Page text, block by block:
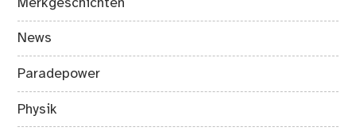
Merkgeschichten
News
Paradepower
Physik